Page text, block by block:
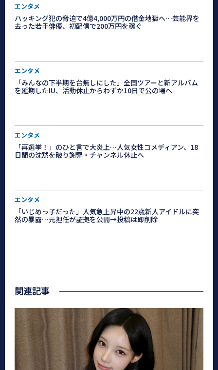
エンタメ
ハッキング犯の脅迫で4億4,000万円の借金地獄へ…芸能界を
去った若手俳優、初配信で200万円を稼ぐ
エンタメ
「みんなの下半期を台無しにした」全国ツアーと新アルバム
を延期したIU、活動休止からわずか10日で公の場へ
エンタメ
「再選挙！」のひと言で大炎上…人気女性コメディアン、18
日間の沈黙を破り謝罪・チャンネル休止へ
エンタメ
「いじめっ子だった」人気急上昇中の22歳新人アイドルに突
然の暴露…元担任が証拠を公開→投稿は即削除
関連記事